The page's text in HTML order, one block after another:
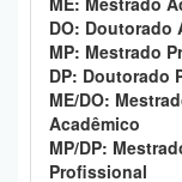
DO:
MP: Mestrado
DP: Doutorado
ME/DO:
Acadêmico
MP/DP:
Profissional